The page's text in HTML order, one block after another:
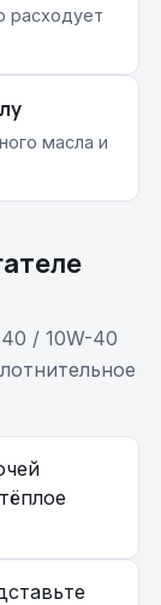
расходует
масла и
/ 10W-40